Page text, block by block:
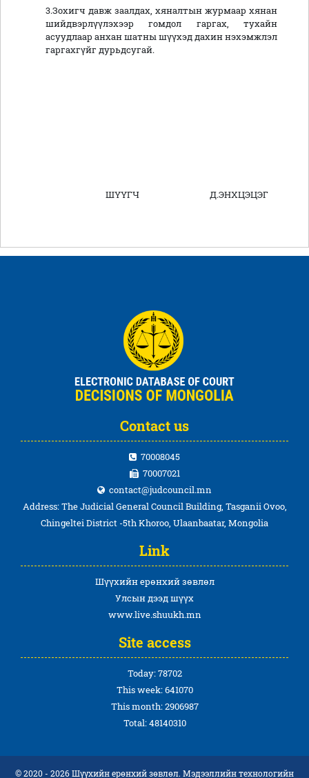
3.Зохигч давж заалдах, хяналтын журмаар хянан
шийдвэрлүүлэхээр гомдол гаргах, тухайн
асуудлаар анхан шатны шүүхэд дахин нэхэмжлэл
гаргахгүйг дурьдсугай.
ШҮҮГЧ Д.ЭНХЦЭЦЭГ
Contact us
70008045
70007021
contact@judcouncil.mn
Address: The Judicial General Council Building, Tasganii Ovoo,
Chingeltei District -5th Khoroo, Ulaanbaatar, Mongolia
Link
Шүүхийн ерөнхий зөвлөл
Улсын дээд шүүх
www.live.shuukh.mn
Site access
Today: 78702
This week: 641070
This month: 2906987
Total: 48140310
© 2020 - 2026 Шүүхийн ерөнхий зөвлөл. Мэдээллийн технологийн